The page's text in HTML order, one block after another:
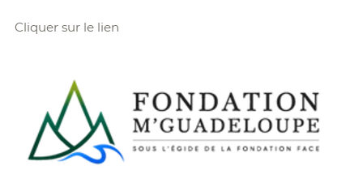
Cliquer sur le lien